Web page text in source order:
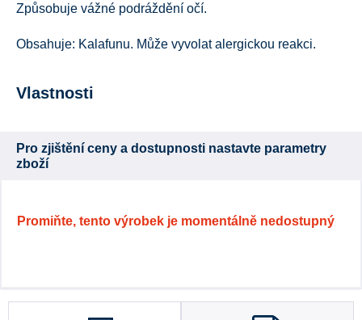
Způsobuje vážné podráždění očí.
Obsahuje: Kalafunu. Může vyvolat alergickou reakci.
Vlastnosti
Pro zjištění ceny a dostupnosti nastavte parametry
zboží
Promiňte, tento výrobek je momentálně nedostupný